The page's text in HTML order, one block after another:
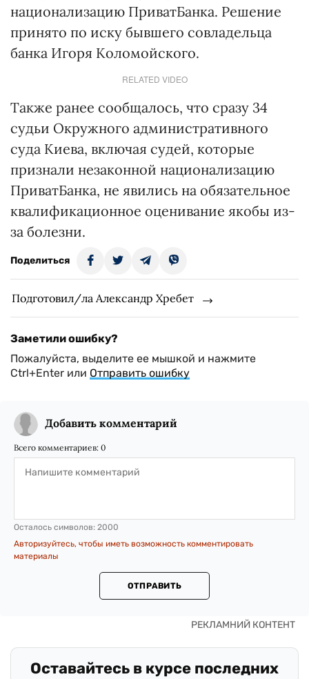
национализацию ПриватБанка. Решение
принято по иску бывшего совладельца
банка Игоря Коломойского.
RELATED VIDEO
Также ранее сообщалось, что сразу 34
судьи Окружного административного
суда Киева, включая судей, которые
признали незаконной национализацию
ПриватБанка, не явились на обязательное
квалификационное оценивание якобы из-
за болезни.
Поделиться
Подготовил/ла Александр Хребет
Заметили ошибку?
Пожалуйста, выделите ее мышкой и нажмите
Ctrl+Enter или Отправить ошибку
Добавить комментарий
Всего комментариев: 0
Осталось символов: 2000
Авторизуйтесь, чтобы иметь возможность комментировать
материалы
ОТПРАВИТЬ
Оставайтесь в курсе последних